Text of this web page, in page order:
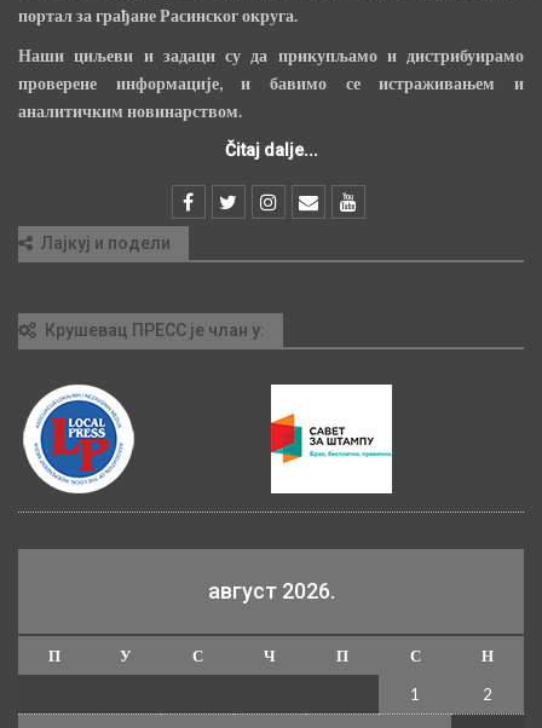
портал за грађане Расинског округа.
Наши циљеви и задаци су да прикупљамо и дистрибуирамо
проверене информације, и бавимо се истраживањем и
аналитичким новинарством.
Čitaj dalje...
Лајкуј и подели
Крушевац ПРЕСС је члан у:
август 2026.
П У С Ч П С
Н
1
2